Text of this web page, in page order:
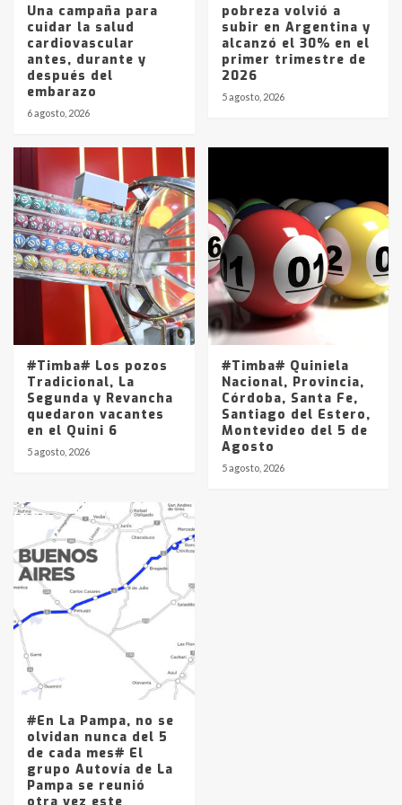
Una campaña para
cuidar la salud
cardiovascular
antes, durante y
después del
embarazo
6 agosto, 2026
pobreza volvió a
subir en Argentina y
alcanzó el 30% en el
primer trimestre de
2026
5 agosto, 2026
#Timba# Los pozos
Tradicional, La
Segunda y Revancha
quedaron vacantes
en el Quini 6
5 agosto, 2026
#Timba# Quiniela
Nacional, Provincia,
Córdoba, Santa Fe,
Santiago del Estero,
Montevideo del 5 de
Agosto
5 agosto, 2026
#En La Pampa, no se
olvidan nunca del 5
de cada mes# El
grupo Autovía de La
Pampa se reunió